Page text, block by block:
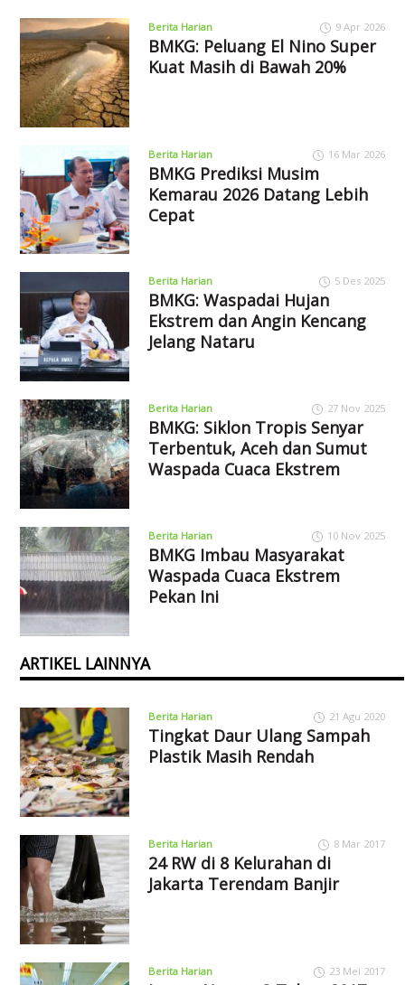
Berita Harian 9 Apr 2026
BMKG: Peluang El Nino Super
Kuat Masih di Bawah 20%
Berita Harian 16 Mar 2026
BMKG Prediksi Musim
Kemarau 2026 Datang Lebih
Cepat
Berita Harian 5 Des 2025
BMKG: Waspadai Hujan
Ekstrem dan Angin Kencang
Jelang Nataru
Berita Harian 27 Nov 2025
BMKG: Siklon Tropis Senyar
Terbentuk, Aceh dan Sumut
Waspada Cuaca Ekstrem
Berita Harian 10 Nov 2025
BMKG Imbau Masyarakat
Waspada Cuaca Ekstrem
Pekan Ini
ARTIKEL LAINNYA
Berita Harian 21 Agu 2020
Tingkat Daur Ulang Sampah
Plastik Masih Rendah
Berita Harian 8 Mar 2017
24 RW di 8 Kelurahan di
Jakarta Terendam Banjir
Berita Harian 23 Mei 2017